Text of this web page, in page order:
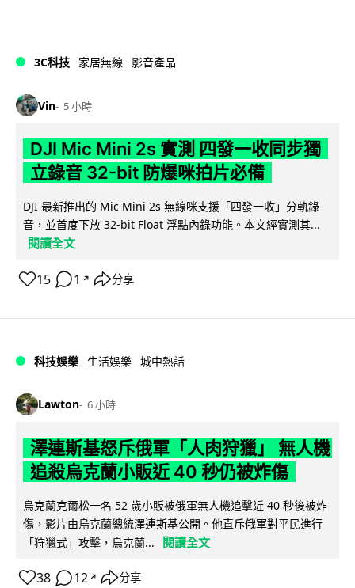
3C科技 家居無線 影音產品
Vin 5 小時
DJI Mic Mini 2s 實測 四發一收同步獨
立錄音 32-bit 防爆咪拍片必備
DJI 最新推出的 Mic Mini 2s 無線咪支援「四發一收」分軌錄
音，並首度下放 32-bit Float 浮點內錄功能。本文經實測其...
閱讀全文
15 1 ↗ 分享
科技娛樂 生活娛樂 城中熱話
Lawton 6 小時
澤連斯基怒斥俄軍「人肉狩獵」 無人機
追殺烏克蘭小販近 40 秒仍被炸傷
烏克蘭克爾松一名 52 歲小販被俄軍無人機追擊近 40 秒後被炸
傷，影片由烏克蘭總統澤連斯基公開。他直斥俄軍對平民進行
「狩獵式」攻擊，烏克蘭...
閱讀全文
38 12 ↗ 分享